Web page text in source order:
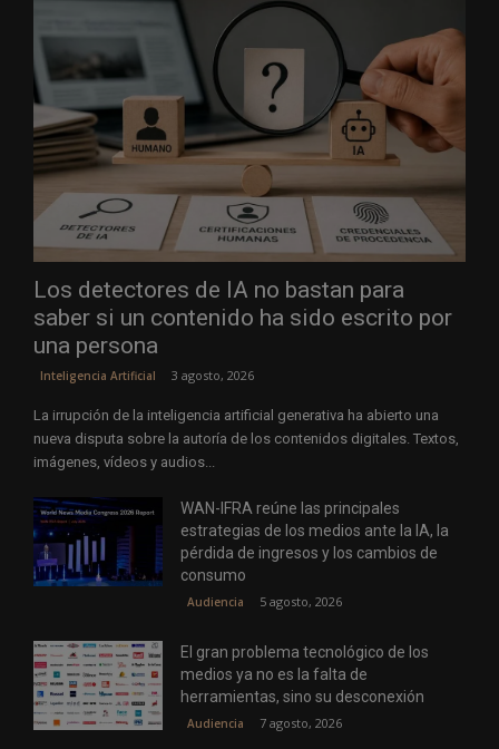
Los detectores de IA no bastan para
saber si un contenido ha sido escrito por
una persona
Inteligencia Artificial 3 agosto, 2026
La irrupción de la inteligencia artificial generativa ha abierto una
nueva disputa sobre la autoría de los contenidos digitales. Textos,
imágenes, vídeos y audios...
WAN-IFRA reúne las principales
estrategias de los medios ante la IA, la
pérdida de ingresos y los cambios de
consumo
Audiencia 5 agosto, 2026
El gran problema tecnológico de los
medios ya no es la falta de
herramientas, sino su desconexión
Audiencia 7 agosto, 2026